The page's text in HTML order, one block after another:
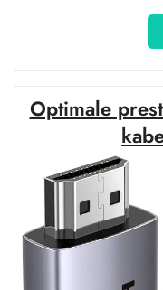
Optimale